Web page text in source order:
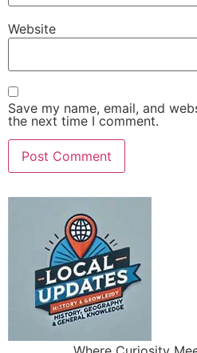
Website
Save my name, email, and
the next time I comment.